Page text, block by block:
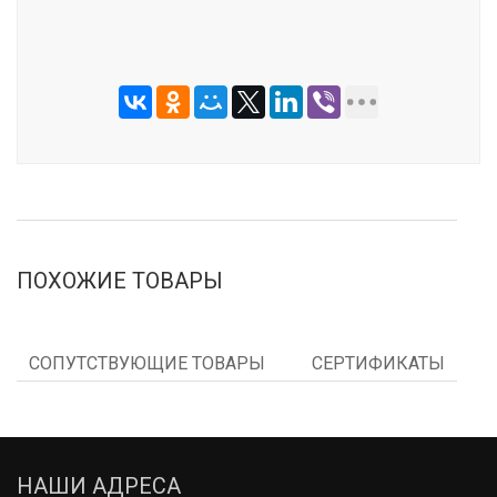
ПОХОЖИЕ ТОВАРЫ
СОПУТСТВУЮЩИЕ ТОВАРЫ СЕРТИФИКАТЫ
НАШИ АДРЕСА